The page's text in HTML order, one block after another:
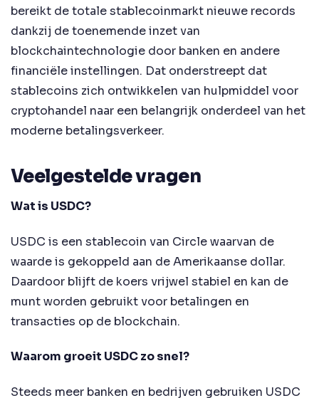
bereikt de totale stablecoinmarkt nieuwe records
dankzij de toenemende inzet van
blockchaintechnologie door banken en andere
financiële instellingen. Dat onderstreept dat
stablecoins zich ontwikkelen van hulpmiddel voor
cryptohandel naar een belangrijk onderdeel van het
moderne betalingsverkeer.
Veelgestelde vragen
Wat is USDC?
USDC is een stablecoin van Circle waarvan de
waarde is gekoppeld aan de Amerikaanse dollar.
Daardoor blijft de koers vrijwel stabiel en kan de
munt worden gebruikt voor betalingen en
transacties op de blockchain.
Waarom groeit USDC zo snel?
Steeds meer banken en bedrijven gebruiken USDC